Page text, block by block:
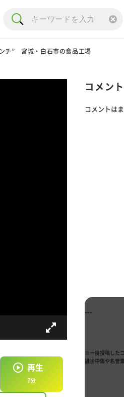
チ” 宮城・白石市の食品工場
再生
7分
コメン
コメントは
---
※一度投稿した
誹謗中傷や名誉